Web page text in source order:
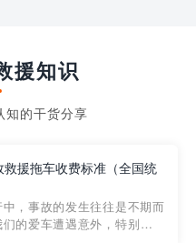
援知识
知的干货分享
救援拖车收费标准（全国统
，事故的发生往往是不期而
的爱车遭遇意外，特别是在